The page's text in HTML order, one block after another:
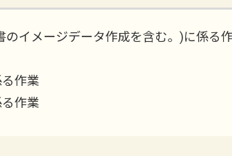
イメージデータ作成を含む。)に係る
作業
作業